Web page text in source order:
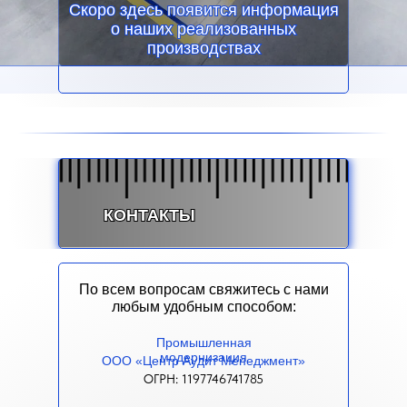
Скоро здесь появится информация
о наших реализованных
производствах
КОНТАКТЫ
По всем вопросам свяжитесь с нами
любым удобным способом:
Промышленная
модернизация
ООО «Центр Аудит Менеджмент»
ОГРН: 1197746741785